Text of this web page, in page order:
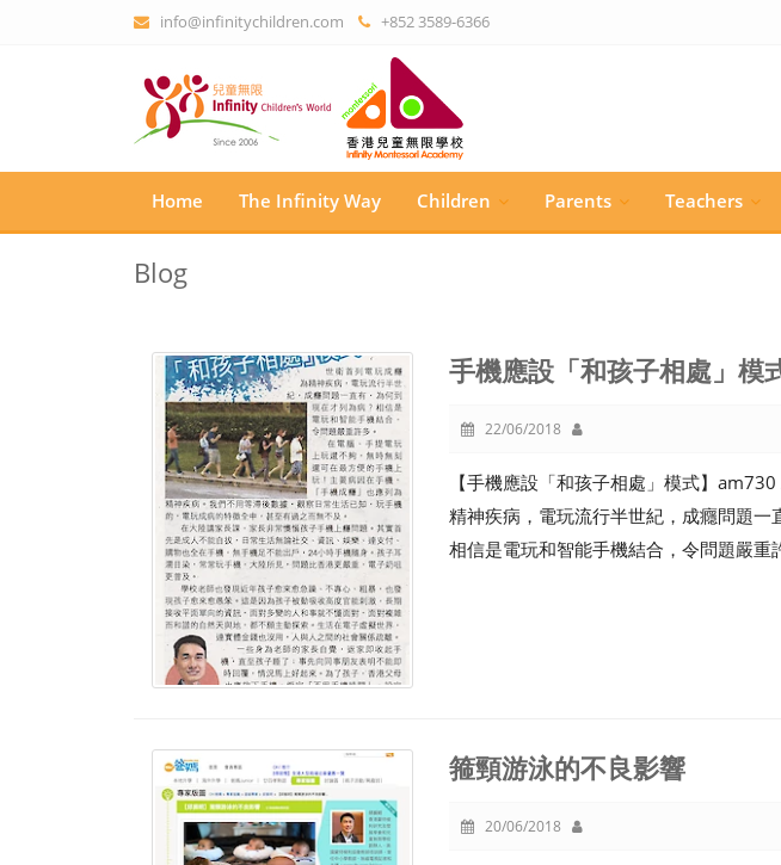
info@infinitychildren.com +852 3589-6366
Home The Infinity Way Children Parents Teachers
Blog
手機應設「和孩子相處」模
22/06/2018
【手機應設「和孩子相處」模式】
精神疾病，電玩流行半世紀，成癮問題一
相信是電玩和智能手機結合，令問題嚴重
箍頸游泳的不良影響
20/06/2018